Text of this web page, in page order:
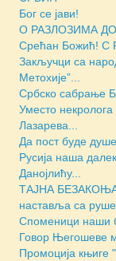
Бог се јави!
O РАЗЛОЗИМА
Срећан Божић! С
Закључци са
Метохије”...
Србско сабрање
Уместо
Лазаревa...
Да пост буде
Русија наша
Данојлићу...
ТАЈНА БЕЗАКОЊА
наставља са
Споменици наши
Говор Његошеве
Промоција књиге